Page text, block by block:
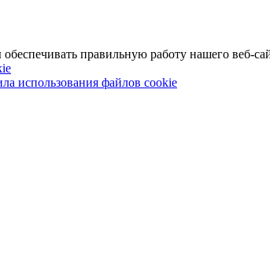
правильную работу нашего веб-
использования файлов cookie